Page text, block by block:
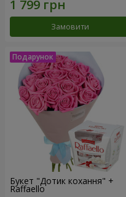
Замовити
Букет "Дотик кохання" +
Raffaello